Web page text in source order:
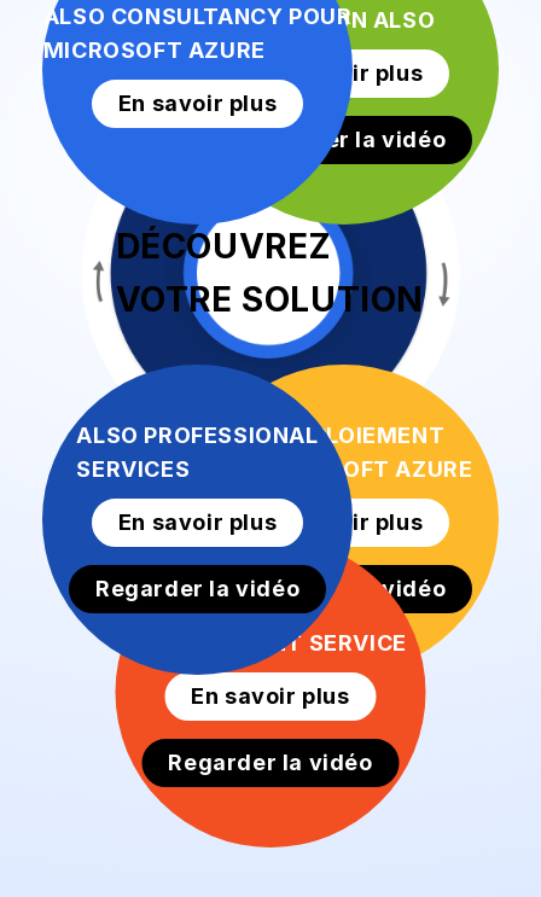
DÉCOUVREZ
VOTRE SOLUTION
MIGRATION ALSO
En savoir plus
Regarder la vidéo
ALSO DÉPLOIEMENT
DE MICROSOFT AZURE
En savoir plus
Regarder la vidéo
ALSO CLOUD
MANAGEMENT SERVICE
En savoir plus
Regarder la vidéo
ALSO PROFESSIONAL
SERVICES
En savoir plus
Regarder la vidéo
ALSO CONSULTANCY POUR
MICROSOFT AZURE
En savoir plus